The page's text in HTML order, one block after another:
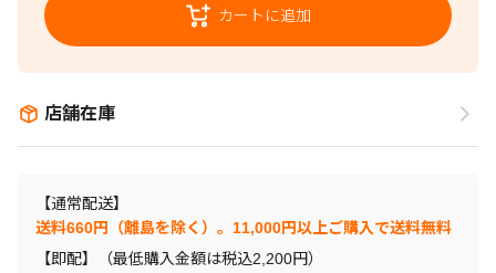
カートに追加
店舗在庫
【通常配送】
送料660円（離島を除く）。11,000円以上ご購入で送料無料
【即配】（最低購入金額は税込2,200円）